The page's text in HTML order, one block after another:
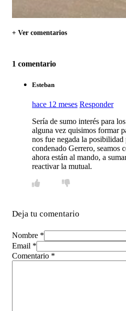
+ Ver comentarios
1 comentario
Esteban
hace 12 meses Responder
Sería de sumo interés para
alguna vez quisimos formar
nos fue negada la posibilidad
condenado Gerrero, seamos
ahora están al mando, a
reactivar la mutual.
Deja tu comentario
Nombre *
Email *
Comentario *